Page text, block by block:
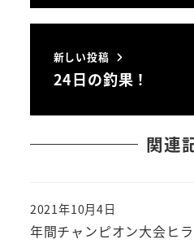
新しい投稿
24日の釣果！
関連
年間チャンピオン大会ヒ
投稿日
2021年10月4日